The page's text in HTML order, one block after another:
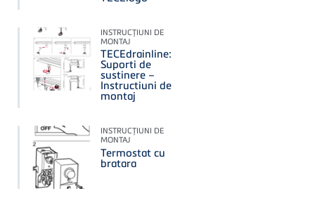
INSTRUCŢIUNI DE
MONTAJ
TECEdrainline:
Suporti de
sustinere –
Instructiuni de
montaj
INSTRUCŢIUNI DE
MONTAJ
Termostat cu
bratara